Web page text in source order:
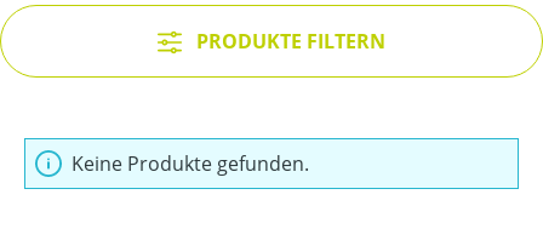
PRODUKTE FILTERN
Keine Produkte gefunden.